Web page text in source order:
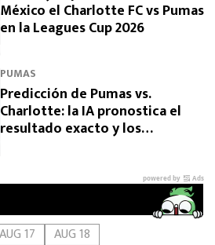
México el Charlotte FC vs Pumas
en la Leagues Cup 2026
PUMAS
Predicción de Pumas vs.
Charlotte: la IA pronostica el
resultado exacto y los